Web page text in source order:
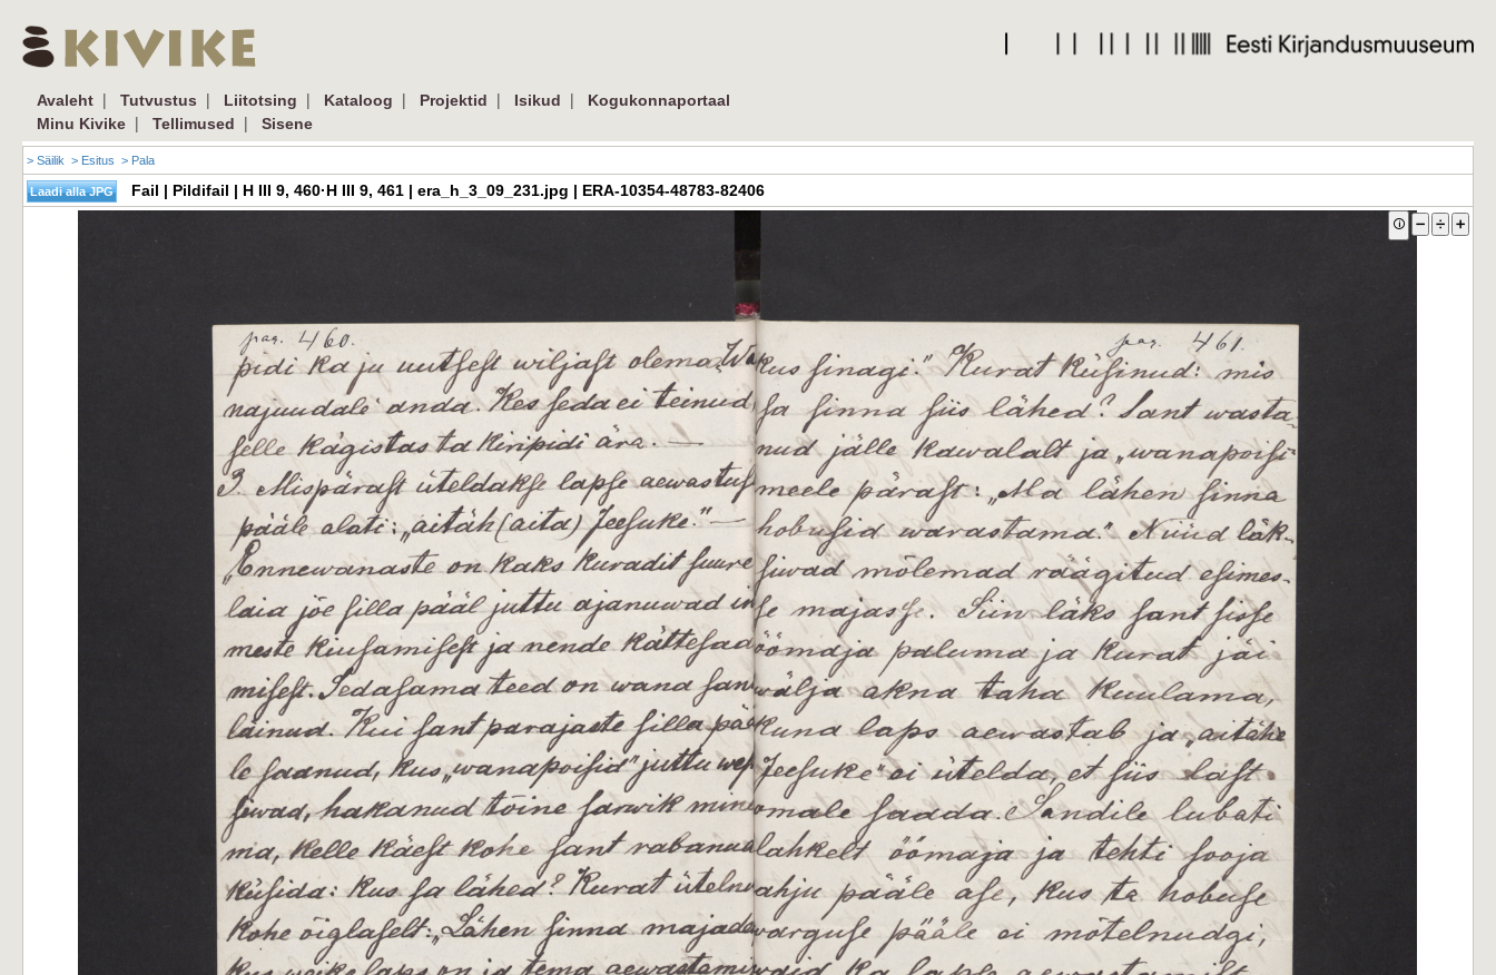
Avaleht | Tutvustus | Liitotsing | Kataloog | Projektid | Isikud |
Kogukonnaportaal
Minu Kivike | Tellimused | Sisene
> Säilik > Esitus > Pala
Fail | Pildifail | H III 9, 460·H III 9, 461 | era_h_3_09_231.jpg | ERA-10354-48783-82406